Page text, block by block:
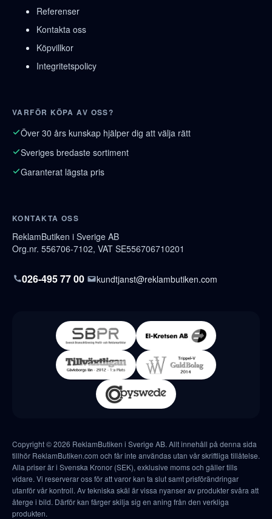
Referenser
Kontakta oss
Köpvillkor
Integritetspolicy
VARFÖR KÖPA AV OSS?
Över 30 års kunskap hjälper dig att välja rätt
Sveriges bredaste sortiment
Garanterat lägsta pris
KONTAKTA OSS
ReklamButiken i Sverige AB
Org.nr. 556706-7102, VAT SE556706710201
026-495 77 00 kundtjanst@reklambutiken.com
Copyright © 2026 ReklamButiken i Sverige AB. Allt innehåll på denna sida
tillhör ReklamButiken.com och får inte användas utan vår skriftliga tillåtelse.
Alla priser är i Svenska Kronor (SEK), exklusive moms och gäller tills
vidare. Vi reserverar oss för att varor kan ta slut samt prisförändringar
utanför vår kontroll. Av tekniska skäl är vissa nyanser av produkter svåra att
återge i bild. Därför kan färger skilja sig en aning från den verkliga
produkten.